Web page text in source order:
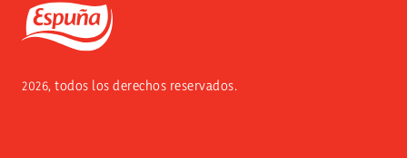
Espuña
2026, todos los derechos reservados.